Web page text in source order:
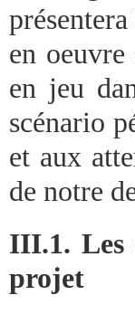
en
en jeu
scénario
et aux
de notre
III.1. Les
projet